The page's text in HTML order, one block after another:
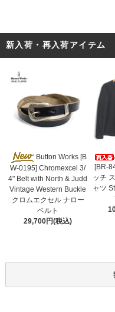
新入荷・再入荷アイテム
Button Works [B
W-0195] Chromexcel 3/
4" Belt with North & Judd
Vintage Western Buckle
クロムエクセル ナロー
ベルト
29,700円(税込)
[BR-
ッチ
ャツ